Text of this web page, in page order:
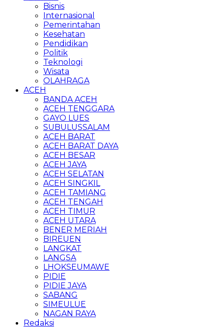
Bisnis
Internasional
Pemerintahan
Kesehatan
Pendidikan
Politik
Teknologi
Wisata
OLAHRAGA
ACEH
BANDA ACEH
ACEH TENGGARA
GAYO LUES
SUBULUSSALAM
ACEH BARAT
ACEH BARAT DAYA
ACEH BESAR
ACEH JAYA
ACEH SELATAN
ACEH SINGKIL
ACEH TAMIANG
ACEH TENGAH
ACEH TIMUR
ACEH UTARA
BENER MERIAH
BIREUEN
LANGKAT
LANGSA
LHOKSEUMAWE
PIDIE
PIDIE JAYA
SABANG
SIMEULUE
NAGAN RAYA
Redaksi